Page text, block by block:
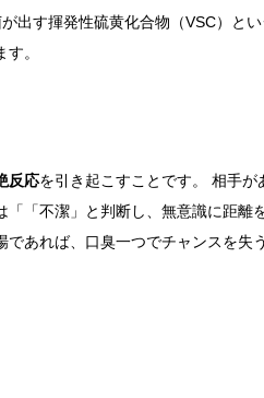
出す揮発性硫黄化合物（VSC）と
。
反応を引き起こすことです。 相手
「不潔」と判断し、無意識に距離
あれば、口臭一つでチャンスを失